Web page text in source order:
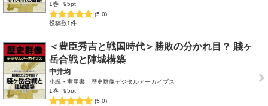
1巻
95pt
(5.0)
投稿数1件
＜豊臣秀吉と戦国時代＞勝敗の分かれ目？ 賤ヶ
岳合戦と陣城構築
中井均
小説・実用書、歴史群像デジタルアーカイブス
1巻
95pt
(5.0)